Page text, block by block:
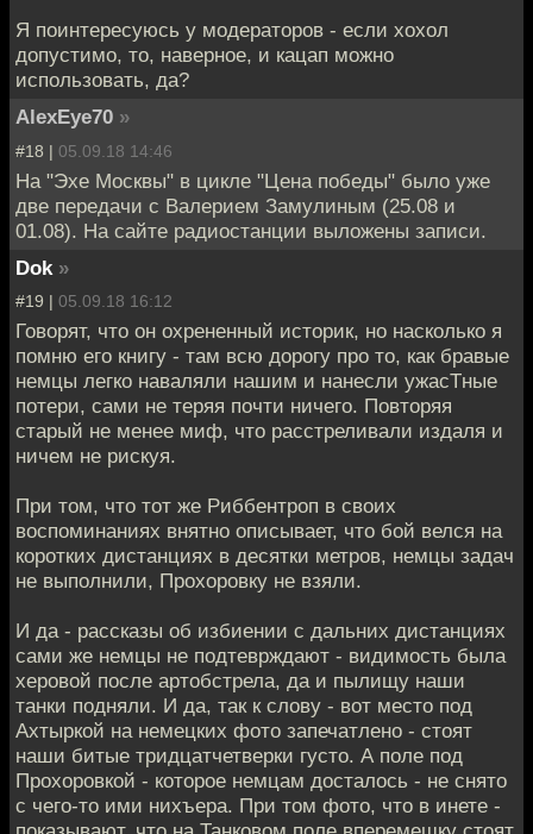
Я поинтересуюсь у модераторов - если хохол
допустимо, то, наверное, и кацап можно
использовать, да?
AlexEye70 »
#18 | 05.09.18 14:46
На "Эхе Москвы" в цикле "Цена победы" было уже
две передачи с Валерием Замулиным (25.08 и
01.08). На сайте радиостанции выложены записи.
Dok »
#19 | 05.09.18 16:12
Говорят, что он охрененный историк, но насколько я
помню его книгу - там всю дорогу про то, как бравые
немцы легко наваляли нашим и нанесли ужасТные
потери, сами не теряя почти ничего. Повторяя
старый не менее миф, что расстреливали издаля и
ничем не рискуя.
При том, что тот же Риббентроп в своих
воспоминаниях внятно описывает, что бой велся на
коротких дистанциях в десятки метров, немцы задач
не выполнили, Прохоровку не взяли.
И да - рассказы об избиении с дальних дистанциях
сами же немцы не подтеврждают - видимость была
херовой после артобстрела, да и пылищу наши
танки подняли. И да, так к слову - вот место под
Ахтыркой на немецких фото запечатлено - стоят
наши битые тридцатчетверки густо. А поле под
Прохоровкой - которое немцам досталось - не снято
с чего-то ими нихъера. При том фото, что в инете -